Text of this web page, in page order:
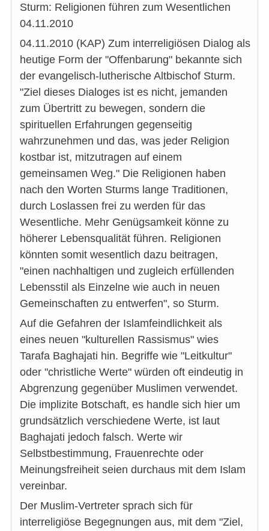
Sturm: Religionen führen zum Wesentlichen
04.11.2010
04.11.2010 (KAP) Zum interreligiösen Dialog als
heutige Form der "Offenbarung" bekannte sich
der evangelisch-lutherische Altbischof Sturm.
"Ziel dieses Dialoges ist es nicht, jemanden
zum Übertritt zu bewegen, sondern die
spirituellen Erfahrungen gegenseitig
wahrzunehmen und das, was jeder Religion
kostbar ist, mitzutragen auf einem
gemeinsamen Weg." Die Religionen haben
nach den Worten Sturms lange Traditionen,
durch Loslassen frei zu werden für das
Wesentliche. Mehr Genügsamkeit könne zu
höherer Lebensqualität führen. Religionen
könnten somit wesentlich dazu beitragen,
"einen nachhaltigen und zugleich erfüllenden
Lebensstil als Einzelne wie auch in neuen
Gemeinschaften zu entwerfen", so Sturm.
Auf die Gefahren der Islamfeindlichkeit als
eines neuen "kulturellen Rassismus" wies
Tarafa Baghajati hin. Begriffe wie "Leitkultur"
oder "christliche Werte" würden oft eindeutig in
Abgrenzung gegenüber Muslimen verwendet.
Die implizite Botschaft, es handle sich hier um
grundsätzlich verschiedene Werte, ist laut
Baghajati jedoch falsch. Werte wir
Selbstbestimmung, Frauenrechte oder
Meinungsfreiheit seien durchaus mit dem Islam
vereinbar.
Der Muslim-Vertreter sprach sich für
interreligiöse Begegnungen aus, mit dem "Ziel,